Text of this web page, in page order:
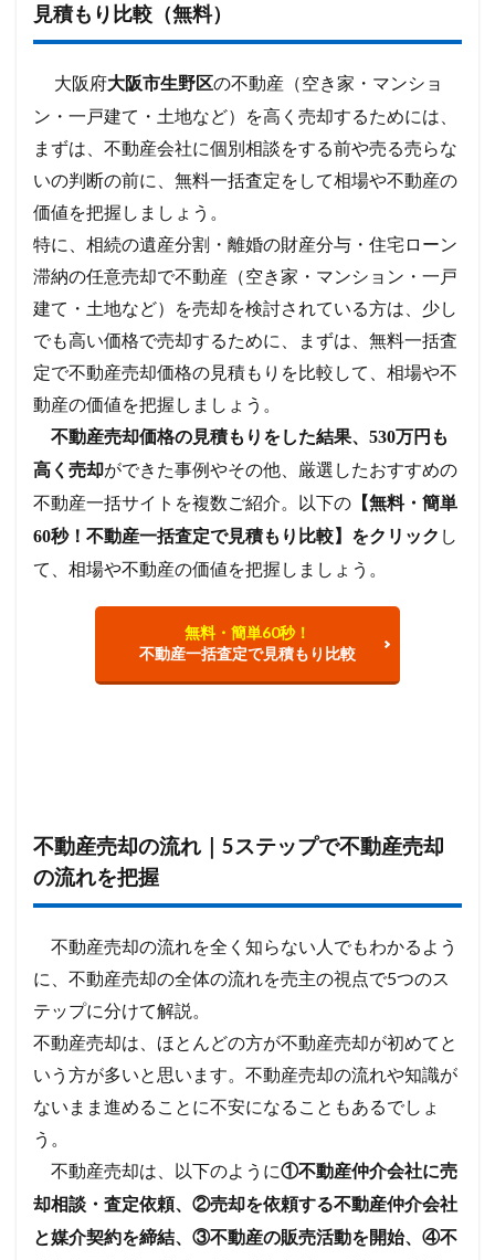
見積もり比較（無料）
大阪府大阪市生野区の不動産（空き家・マンショ
ン・一戸建て・土地など）を高く売却するためには、
まずは、不動産会社に個別相談をする前や売る売らな
いの判断の前に、無料一括査定をして相場や不動産の
価値を把握しましょう。
特に、相続の遺産分割・離婚の財産分与・住宅ローン
滞納の任意売却で不動産（空き家・マンション・一戸
建て・土地など）を売却を検討されている方は、少し
でも高い価格で売却するために、まずは、無料一括査
定で不動産売却価格の見積もりを比較して、相場や不
動産の価値を把握しましょう。
不動産売却価格の見積もりをした結果、530万円も
高く売却ができた事例やその他、厳選したおすすめの
不動産一括サイトを複数ご紹介。以下の 【無料・簡単
60秒！不動産一括査定で見積もり比較】をクリック し
て、相場や不動産の価値を把握しましょう。
無料・簡単60秒！
不動産一括査定で見積もり比較
不動産売却の流れ｜5ステップで不動産売却
の流れを把握
不動産売却の流れを全く知らない人でもわかるよう
に、不動産売却の全体の流れを売主の視点で5つのス
テップに分けて解説。
不動産売却は、ほとんどの方が不動産売却が初めてと
いう方が多いと思います。不動産売却の流れや知識が
ないまま進めることに不安になることもあるでしょ
う。
不動産売却は、以下のように①不動産仲介会社に売
却相談・査定依頼、②売却を依頼する不動産仲介会社
と媒介契約を締結、③不動産の販売活動を開始、④不